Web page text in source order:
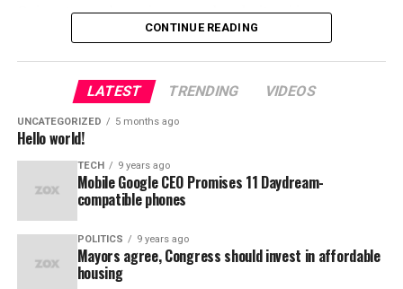
aspernatur aut odit aut fugit, sed quia consequuntur
magni dolores eos qui ratione voluptatem sequi
nesciunt.
Quis autem vel eum iure reprehenderit qui in ea
voluptate velit esse quam nihil molestiae consequatur,
“Duis aute irure dolor in
reprehenderit in voluptate
velit esse cillum dolore eu
fugiat”
Temporibus autem quibusdam et aut officiis debitis aut
CONTINUE READING
LATEST TRENDING VIDEOS
UNCATEGORIZED 5 months ago
Hello world!
TECH 9 years ago
Mobile Google CEO Promises 11 Daydream-
compatible phones
POLITICS 9 years ago
Mayors agree, Congress should invest in affordable
housing